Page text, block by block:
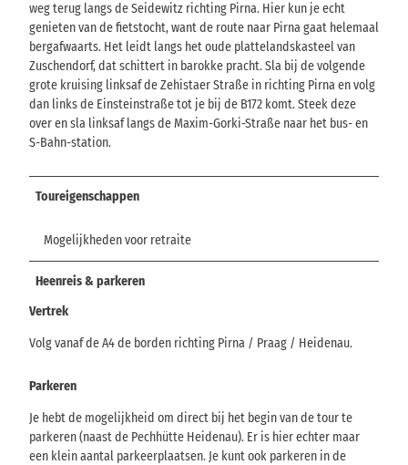
weg terug langs de Seidewitz richting Pirna. Hier kun je echt
genieten van de fietstocht, want de route naar Pirna gaat helemaal
bergafwaarts. Het leidt langs het oude plattelandskasteel van
Zuschendorf, dat schittert in barokke pracht. Sla bij de volgende
grote kruising linksaf de Zehistaer Straße in richting Pirna en volg
dan links de Einsteinstraße tot je bij de B172 komt. Steek deze
over en sla linksaf langs de Maxim-Gorki-Straße naar het bus- en
S-Bahn-station.
Toureigenschappen
Mogelijkheden voor retraite
Heenreis & parkeren
Vertrek
Volg vanaf de A4 de borden richting Pirna / Praag / Heidenau.
Parkeren
Je hebt de mogelijkheid om direct bij het begin van de tour te
parkeren (naast de Pechhütte Heidenau). Er is hier echter maar
een klein aantal parkeerplaatsen. Je kunt ook parkeren in de